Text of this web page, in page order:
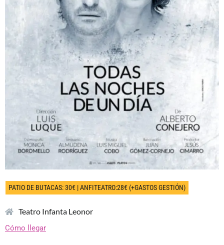
PATIO DE BUTACAS: 30€ | ANFITEATRO:28€ (+GASTOS GESTIÓN)
Teatro Infanta Leonor
Cómo llegar